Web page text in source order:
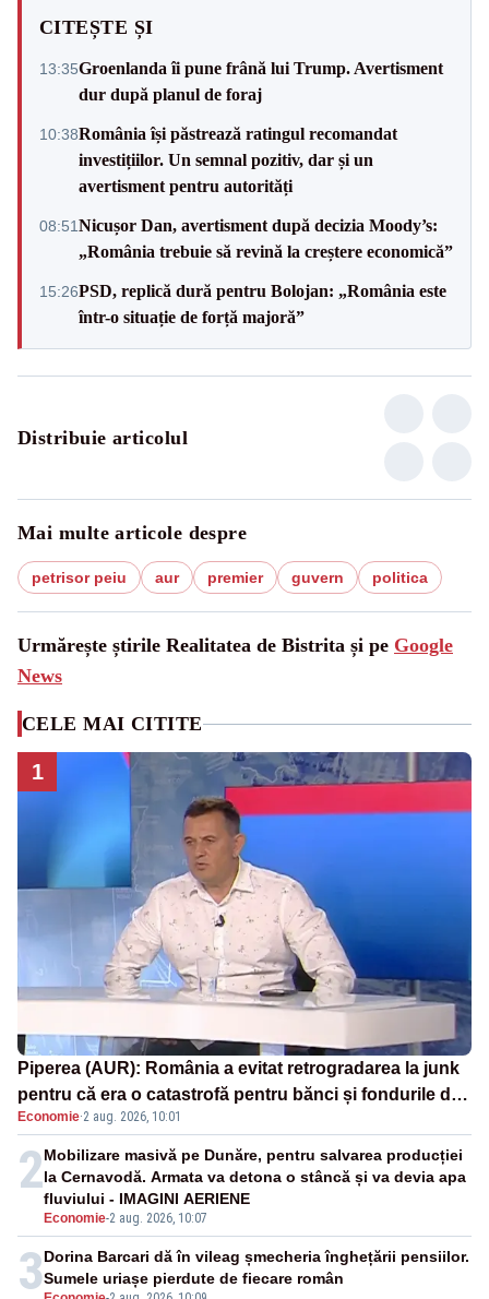
CITEȘTE ȘI
13:35Groenlanda îi pune frână lui Trump. Avertisment
dur după planul de foraj
10:38România își păstrează ratingul recomandat
investițiilor. Un semnal pozitiv, dar și un
avertisment pentru autorități
08:51Nicușor Dan, avertisment după decizia Moody’s:
„România trebuie să revină la creștere economică”
15:26PSD, replică dură pentru Bolojan: „România este
într-o situație de forță majoră”
Distribuie articolul
Mai multe articole despre
petrisor peiu aur premier guvern politica
Urmărește știrile Realitatea de Bistrita și pe Google
News
CELE MAI CITITE
1
Piperea (AUR): România a evitat retrogradarea la junk
pentru că era o catastrofă pentru bănci și fondurile de
pensii
Economie·2 aug. 2026, 10:01
2
Economie-2 aug. 2026, 10:07
Mobilizare masivă pe Dunăre, pentru salvarea producției
la Cernavodă. Armata va detona o stâncă și va devia apa
fluviului - IMAGINI AERIENE
3Dorina Barcari dă în vileag șmecheria înghețării pensiilor.
Sumele uriașe pierdute de fiecare român